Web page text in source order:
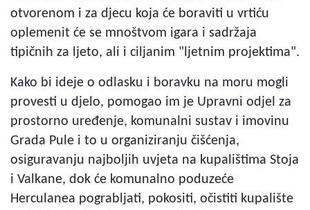
otvorenom i za djecu koja će boraviti u vrtiću
oplemenit će se mnoštvom igara i sadržaja
tipičnih za ljeto, ali i ciljanim "ljetnim projektima".
Kako bi ideje o odlasku i boravku na moru mogli
provesti u djelo, pomogao im je Upravni odjel za
prostorno uređenje, komunalni sustav i imovinu
Grada Pule i to u organiziranju čišćenja,
osiguravanju najboljih uvjeta na kupalištima Stoja
i Valkane, dok će komunalno poduzeće
Herculanea pograbljati, pokositi, očistiti kupalište